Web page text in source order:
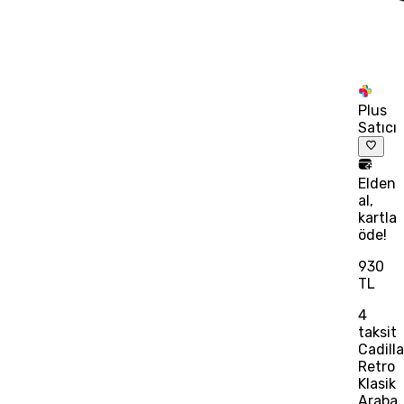
Plus
Satıcı
Elden
al,
kartla
öde!
930
TL
4
taksit
Retro
Klasik
Araba